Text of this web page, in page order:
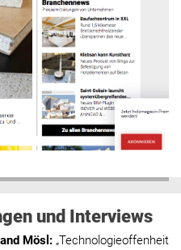
und Interviews
Mösl : „Technologieoffenheit